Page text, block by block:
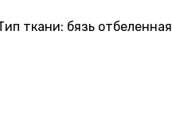
ткани: бязь отбеленная